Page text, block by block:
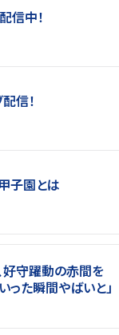
信中！
信！
子園とは
好守躍動の赤間を
た瞬間やばいと」